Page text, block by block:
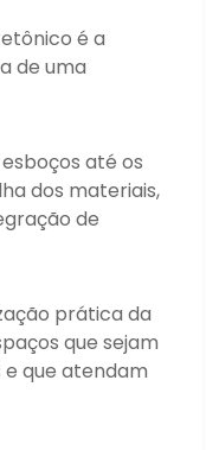
é a
de uma
até os
dos materiais,
de
prática da
que sejam
que atendam